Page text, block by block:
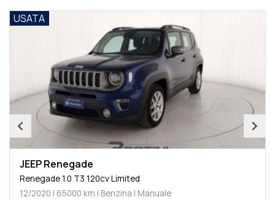
Renegade
1.0 T3 120cv Limited
| 65000 km | Benzina | Manuale